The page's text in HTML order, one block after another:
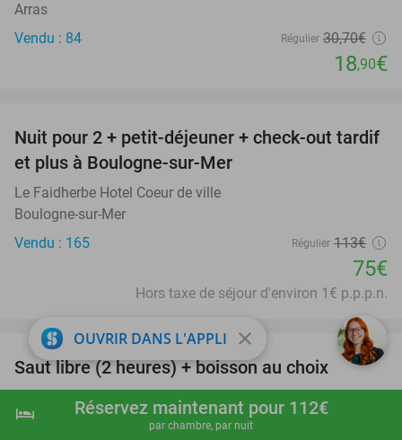
shopping_cart Réserver maintenant
hotel Réservez maintenant pour 112€
par chambre, par nuit
Arras
Vendu : 84
Régulier 30,70€
18,90€
34%
Nuit pour 2 + petit-déjeuner + check-out tardif
et plus à Boulogne-sur-Mer
Le Faidherbe Hotel Coeur de ville
Boulogne-sur-Mer
Vendu : 165
Régulier 113€
75€
Hors taxe de séjour d'environ 1€ p.p.p.n.
39%
favorite_border
Saut libre (2 heures) + boisson au choix
KOJUMP Estaimpuis
Estaimpuis
OUVRIR DANS L'APPLI close